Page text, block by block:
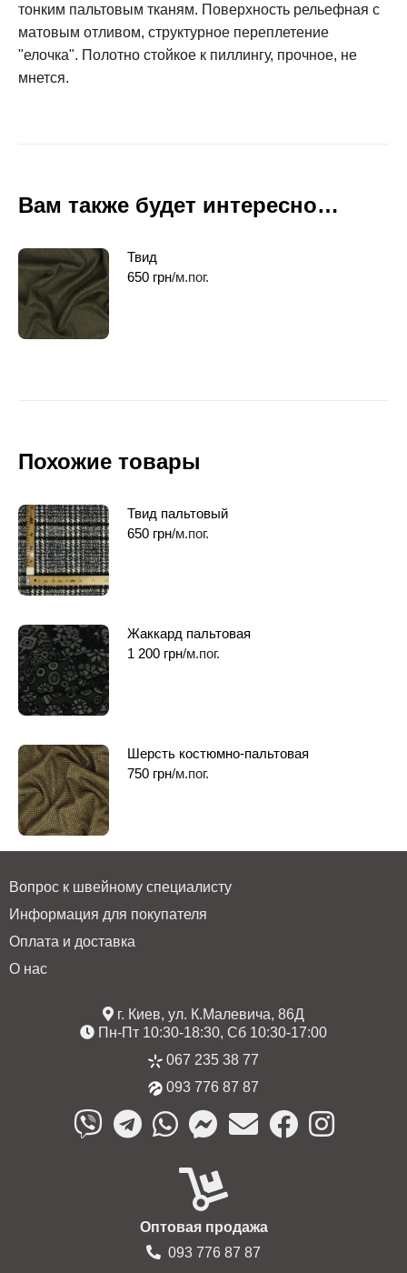
тонким пальтовым тканям. Поверхность рельефная с
матовым отливом, структурное переплетение
"елочка". Полотно стойкое к пиллингу, прочное, не
мнется.
Вам также будет интересно…
Твид
650 грн/м.пог.
Похожие товары
Твид пальтовый
650 грн/м.пог.
Жаккард пальтовая
1 200 грн/м.пог.
Шерсть костюмно-пальтовая
750 грн/м.пог.
Вопрос к швейному специалисту
Информация для покупателя
Оплата и доставка
О нас
г. Киев, ул. К.Малевича, 86Д
Пн-Пт 10:30-18:30, Сб 10:30-17:00
067 235 38 77
093 776 87 87
Оптовая продажа
093 776 87 87